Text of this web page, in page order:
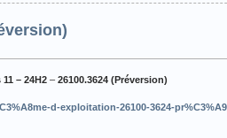
– 24H2 – 26100.3624 (Préversion)
d-exploitation-26100-3624-